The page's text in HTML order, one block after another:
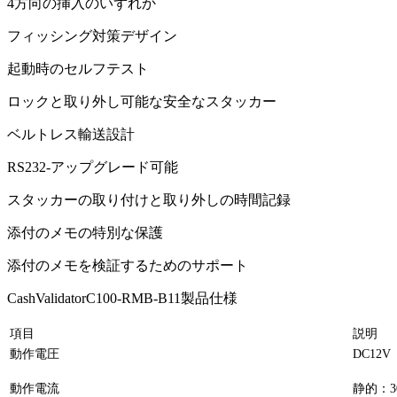
フィッシング対策デザイン
起動時のセルフテスト
ロックと取り外し可能な安全なスタッカー
ベルトレス輸送設計
RS232-アップグレード可能
スタッカーの取り付けと取り外しの時間記録
添付のメモの特別な保護
添付のメモを検証するためのサポート
CashValidatorC100-RMB-B11製品仕様
項目
説明
動作電圧
DC12V
動作電流 静的：